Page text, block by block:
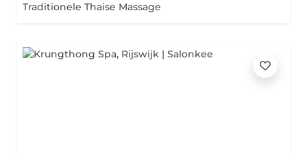
Traditionele Thaise Massage